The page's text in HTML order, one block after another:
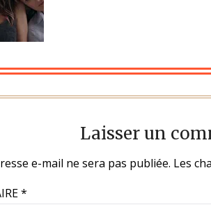
Laisser un
e-mail ne sera pas publiée. Les
*